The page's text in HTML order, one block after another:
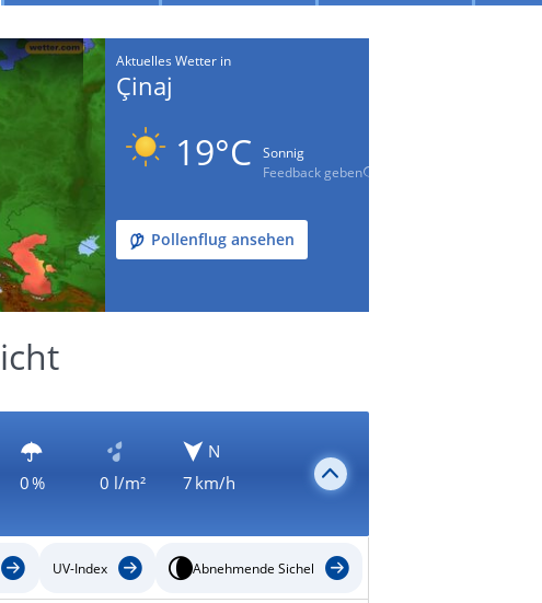
Aktuelles Wetter in
Çinaj
19°C
Sonnig
Feedback geben
Pollenflug ansehen
0 % 0 l/m²
N
7 km/h
UV-Index Abnehmende Sichel